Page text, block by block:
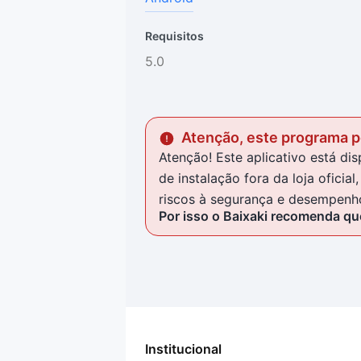
Requisitos
5.0
Atenção, este programa
Atenção! Este aplicativo está
de instalação fora da loja
riscos à segurança e
Por isso o Baixaki recomenda
Institucional